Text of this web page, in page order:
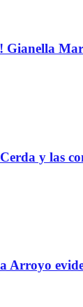
Gianella
y las